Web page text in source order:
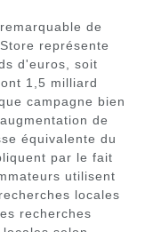
de
représente
d'euros, soit
1,5 milliard
campagne bien
de
équivalente du
par le fait
utilisent
locales
recherches